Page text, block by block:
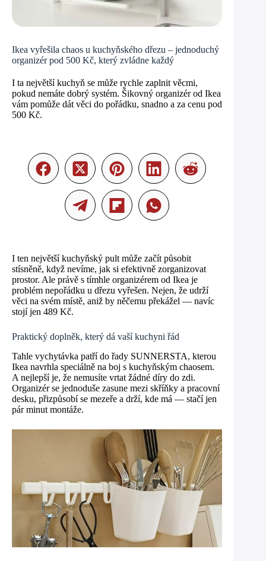
Ikea vyřešila chaos u kuchyňského dřezu – jednoduchý
organizér pod 500 Kč, který zvládne každý
I ta největší kuchyň se může rychle zaplnit věcmi,
pokud nemáte dobrý systém. Šikovný organizér od Ikea
vám pomůže dát věci do pořádku, snadno a za cenu pod
500 Kč.
I ten největší kuchyňský pult může začít působit
stísněně, když nevíme, jak si efektivně zorganizovat
prostor. Ale právě s tímhle organizérem od Ikea je
problém nepořádku u dřezu vyřešen. Nejen, že udrží
věci na svém místě, aniž by něčemu překážel — navíc
stojí jen 489 Kč.
Praktický doplněk, který dá vaší kuchyni řád
Tahle vychytávka patří do řady SUNNERSTA, kterou
Ikea navrhla speciálně na boj s kuchyňským chaosem.
A nejlepší je, že nemusíte vrtat žádné díry do zdi.
Organizér se jednoduše zasune mezi skříňky a pracovní
desku, přizpůsobí se mezeře a drží, kde má — stačí jen
pár minut montáže.